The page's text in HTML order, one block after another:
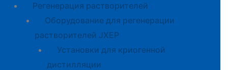
Регенерация растворителей
Оборудование для регенерации
растворителей JXEP
Установки для криогенной
дистилляции